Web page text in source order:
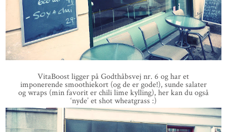
VitaBoost ligger på Godthåbsvej nr. 6 og har et
imponerende smoothiekort (og de er gode!), sunde salater
og wraps (min favorit er chili lime kylling), her kan du også
‘nyde’ et shot wheatgrass :)